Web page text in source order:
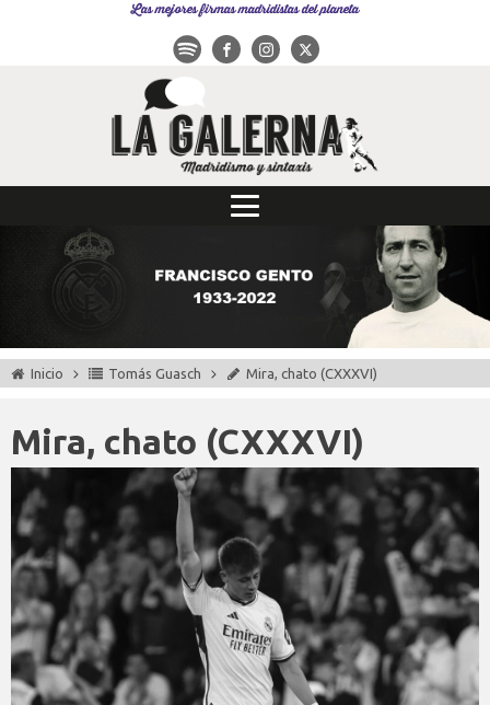
Las mejores firmas madridistas del planeta
Inicio Tomás Guasch Mira, chato (CXXXVI)
Mira, chato (CXXXVI)